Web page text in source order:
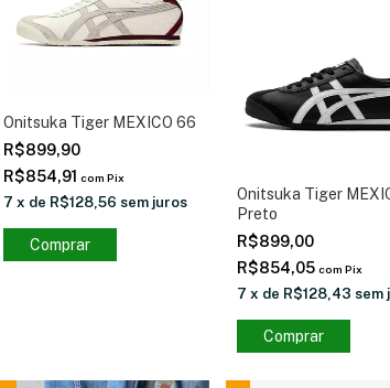
Onitsuka Tiger MEXICO 66
R$899,90
R$854,91com Pix
7 x de R$128,56 sem juros
Comprar
Onitsuka Tiger
Preto
R$899,00
R$854,05 com Pix
7 x de R$128,43 sem
Comprar